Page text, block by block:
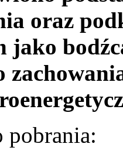
oraz
jako
pobrania: